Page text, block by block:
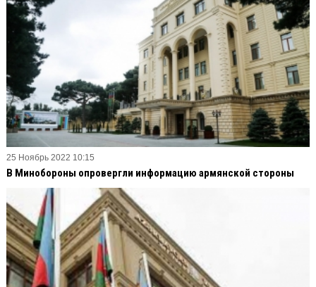
25 Ноябрь 2022 10:15
В Минобороны опровергли информацию армянской стороны